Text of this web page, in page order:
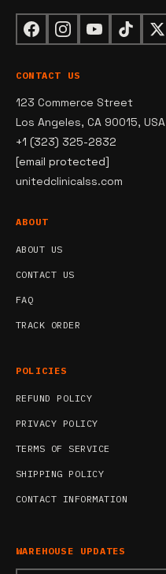
CONTACT US
123 Commerce Street
Los Angeles, CA 90015, USA
+1 (323) 325-2832
[email protected]
unitedclinicalss.com
ABOUT
ABOUT US
CONTACT US
FAQ
TRACK ORDER
POLICIES
REFUND POLICY
PRIVACY POLICY
TERMS OF SERVICE
SHIPPING POLICY
CONTACT INFORMATION
WAREHOUSE UPDATES